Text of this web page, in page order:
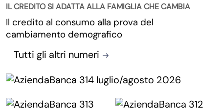
IL CREDITO SI ADATTA ALLA FAMIGLIA CHE CAMBIA
Il credito al consumo alla prova del
cambiamento demografico
Tutti gli altri numeri